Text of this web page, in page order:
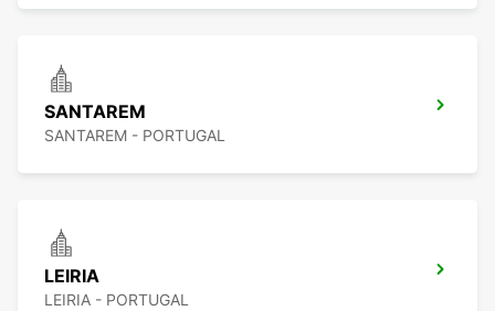
SANTAREM
SANTAREM - PORTUGAL
LEIRIA
LEIRIA - PORTUGAL